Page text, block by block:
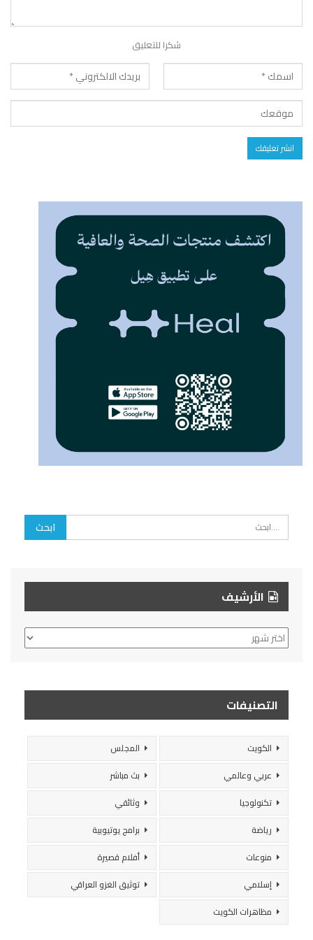
شكرا للتعليق
الأرشيف
الأرشيف
التصنيفات
الكويت
المجلس
عربي وعالمي
بث مباشر
تكنولوجيا
وثائقي
رياضة
برامج يوتيوبية
منوعات
أفلام قصيرة
إسلامي
توثيق الغزو العراقي
مظاهرات الكويت